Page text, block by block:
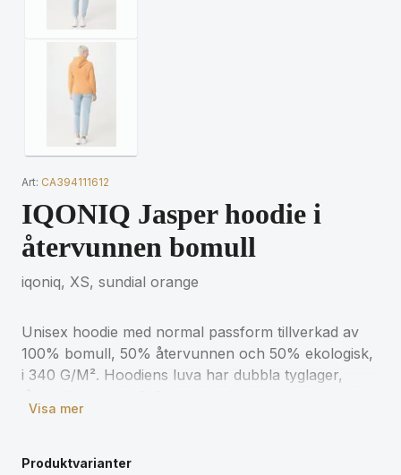
Art: CA394111612
IQONIQ Jasper hoodie i
återvunnen bomull
iqoniq, XS, sundial orange
Unisex hoodie med normal passform tillverkad av
100% bomull, 50% återvunnen och 50% ekologisk,
i 340 G/M². Hoodiens luva har dubbla tyglager,
fleece för extra komfort. Användandet av äkta
om miljöpåverkan garanteras, med hjälp av
Visa mer
Produktvarianter